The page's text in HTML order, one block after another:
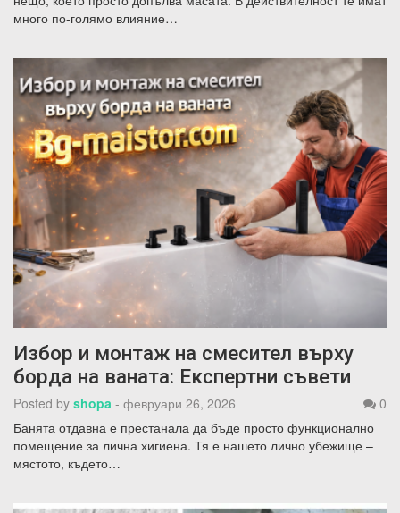
много по-голямо влияние…
Избор и монтаж на смесител върху
борда на ваната: Експертни съвети
Posted by shopa - февруари 26, 2026
0
Банята отдавна е престанала да бъде просто функционално
помещение за лична хигиена. Тя е нашето лично убежище –
мястото, където…